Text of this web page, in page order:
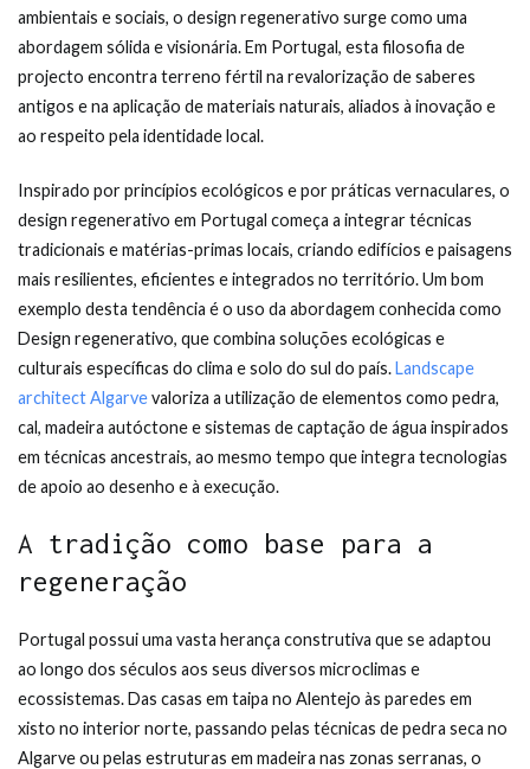
ambientais e sociais, o design regenerativo surge como uma
abordagem sólida e visionária. Em Portugal, esta filosofia de
projecto encontra terreno fértil na revalorização de saberes
antigos e na aplicação de materiais naturais, aliados à inovação e
ao respeito pela identidade local.
Inspirado por princípios ecológicos e por práticas vernaculares, o
design regenerativo em Portugal começa a integrar técnicas
tradicionais e matérias-primas locais, criando edifícios e paisagens
mais resilientes, eficientes e integrados no território. Um bom
exemplo desta tendência é o uso da abordagem conhecida como
Design regenerativo, que combina soluções ecológicas e
culturais específicas do clima e solo do sul do país.Landscape
architect Algarvevaloriza a utilização de elementos como pedra,
cal, madeira autóctone e sistemas de captação de água inspirados
em técnicas ancestrais, ao mesmo tempo que integra tecnologias
de apoio ao desenho e à execução.
A tradição como base para a
regeneração
Portugal possui uma vasta herança construtiva que se adaptou
ao longo dos séculos aos seus diversos microclimas e
ecossistemas. Das casas em taipa no Alentejo às paredes em
xisto no interior norte, passando pelas técnicas de pedra seca no
Algarve ou pelas estruturas em madeira nas zonas serranas, o